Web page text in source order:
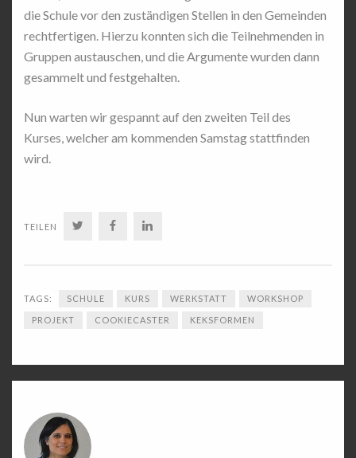
die Schule vor den zuständigen Stellen in den Gemeinden
rechtfertigen. Hierzu konnten sich die Teilnehmenden in
Gruppen austauschen, und die Argumente wurden dann
gesammelt und festgehalten.
Nun warten wir gespannt auf den zweiten Teil des
Kurses, welcher am kommenden Samstag stattfinden
wird.
TEILEN TWITTERFACEBOOK
TAGS: SCHULE KURS WERKSTATT WORKSHOP
PROJEKT COOKIECASTER KEKSFORMEN